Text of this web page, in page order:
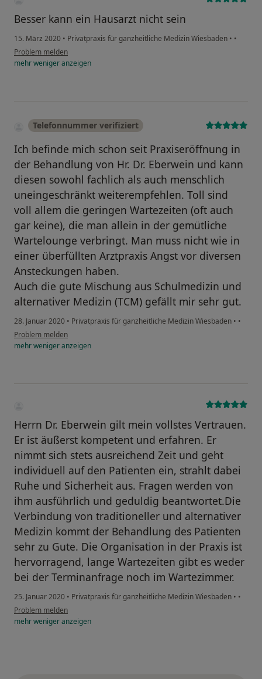
Besser kann ein Hausarzt nicht sein
15. März 2020 • Privatpraxis für ganzheitliche Medizin Wiesbaden • •
Problem melden
mehrwenigeranzeigen
Telefonnummer verifiziert
Ich befinde mich schon seit Praxiseröffnung in
der Behandlung von Hr. Dr. Eberwein und kann
diesen sowohl fachlich als auch menschlich
uneingeschränkt weiterempfehlen. Toll sind
voll allem die geringen Wartezeiten (oft auch
gar keine), die man allein in der gemütliche
Wartelounge verbringt. Man muss nicht wie in
einer überfüllten Arztpraxis Angst vor diversen
Ansteckungen haben.
Auch die gute Mischung aus Schulmedizin und
alternativer Medizin (TCM) gefällt mir sehr gut.
28. Januar 2020 • Privatpraxis für ganzheitliche Medizin Wiesbaden • •
Problem melden
mehrwenigeranzeigen
Herrn Dr. Eberwein gilt mein vollstes Vertrauen.
Er ist äußerst kompetent und erfahren. Er
nimmt sich stets ausreichend Zeit und geht
individuell auf den Patienten ein, strahlt dabei
Ruhe und Sicherheit aus. Fragen werden von
ihm ausführlich und geduldig beantwortet.Die
Verbindung von traditioneller und alternativer
Medizin kommt der Behandlung des Patienten
sehr zu Gute. Die Organisation in der Praxis ist
hervorragend, lange Wartezeiten gibt es weder
bei der Terminanfrage noch im Wartezimmer.
25. Januar 2020 • Privatpraxis für ganzheitliche Medizin Wiesbaden • •
Problem melden
mehrwenigeranzeigen